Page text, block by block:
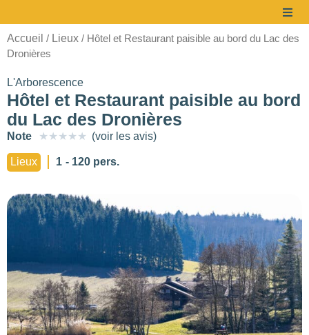
Accueil / Lieux / Hôtel et Restaurant paisible au bord du Lac des
Dronières
L'Arborescence
Hôtel et Restaurant paisible au bord
du Lac des Dronières
Note ★★★★★ (voir les avis)
Lieux 1 - 120 pers.